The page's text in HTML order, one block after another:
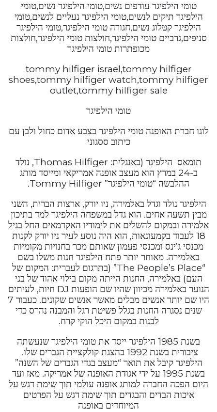
טומי הילפיגר עודפים נשים,טומי הילפיגר נשים,טומי
הילפיגר תיקים לנשים,טומי הילפיגר נעליים לנשים,טומי
הילפיגר קטלוג נשים,חגורה טומי הילפיגר,טומי הילפיגר
סניפים,גרביים טומי הילפיגר,חולצות טומי הילפיגר,חולצות
מכופתרות טומי הילפיגר
tommy hilfiger israel,tommy hilfiger
shoes,tommy hilfiger watch,tommy hilfiger
outlet,tommy hilfiger sale
טומי הילפיגר
לוגו חברת האופנה טומי הילפיגר בצבע אדום כחול ולבן עם
כיתוב ססגוני
תומאס הילפיגר (באנגלית: Thomas Hilfiger, נולד
ב-24 במרץ הוא מעצב אופנה אמריקאי ומייסד מותג
ההלבשה “טומי הילפיגר” Tommy Hilfiger.
הילפיגר נולד וגדל באלמירה, ניו יורק, ארצות הברית, השני
מבין תשעה אחים. הוא גדל במשפחה הילפיגר למד בתיכון
אלמירה ובמקום להשלים את לימודיו האקדמאים החל בגיל
18 לעבוד בקמעונאות, הוא היה נוסע לעיר ניו יורק לקנות
מכנסי ג’ינס ומכנסי פעמון שאותם מכר בחנויות מקומיות
באלמירה. מאוחר יותר פתח הילפיגר חנות משלו בשם
“The People’s Place” (בתרגום לעברית: המקום של
העם) באלמירה, החנות הייתה מקום בילוי אהוד של בני
הנוער באלמירה מכיוון שהיו שם הופעות DJ חיות, לעיתים
היו שם יותר אנשים מבלים מאשר אנשים שקונים. כעבור 7
שנים נסגרה החנות בגלל פשיטת רגל והמבנה נהרס כדי
לבנות במקום היכל הוקי קרח.
בשנת 1985 הילפיגר ייסד את טומי הילפיגר שנעשתה
ציבורית בשנת 1992 בהצגת קולקציית הגברים שלו.
הילפיגר קיבל את תואר “מעצב בגדי הגברים של השנה”
בשנת 1995 על ידי אגודת האופנה של אמריקה. מאז ועד
היום הפכה החברה למותג אופנה עולמי תוך שימת דגש על
איכות הבדים והבגדים תוך שימת דגש על הפרטים
המיוחדים באופנה